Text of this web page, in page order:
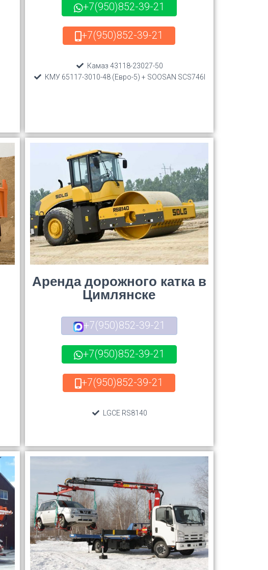
+7(950)852-39-21
+7(950)852-39-21
Камаз 43118-23027-50
КМУ 65117-3010-48 (Евро-5) + SOOSAN SCS746l
Аренда дорожного катка в
Цимлянске
+7(950)852-39-21
+7(950)852-39-21
+7(950)852-39-21
LGCE RS8140